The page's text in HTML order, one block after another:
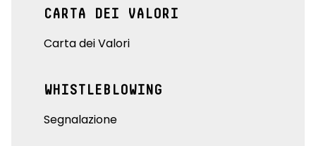
CARTA DEI VALORI
Carta dei Valori
WHISTLEBLOWING
Segnalazione